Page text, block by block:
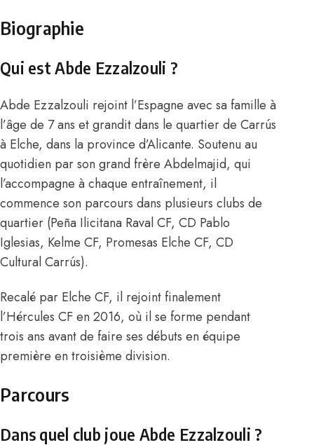
Biographie
Qui est Abde Ezzalzouli ?
Abde Ezzalzouli rejoint l’Espagne avec sa famille à
l’âge de 7 ans et grandit dans le quartier de Carrús
à Elche, dans la province d’Alicante. Soutenu au
quotidien par son grand frère Abdelmajid, qui
l’accompagne à chaque entraînement, il
commence son parcours dans plusieurs clubs de
quartier (Peña Ilicitana Raval CF, CD Pablo
Iglesias, Kelme CF, Promesas Elche CF, CD
Cultural Carrús).
Recalé par Elche CF, il rejoint finalement
l’Hércules CF en 2016, où il se forme pendant
trois ans avant de faire ses débuts en équipe
première en troisième division.
Parcours
Dans quel club joue Abde Ezzalzouli ?